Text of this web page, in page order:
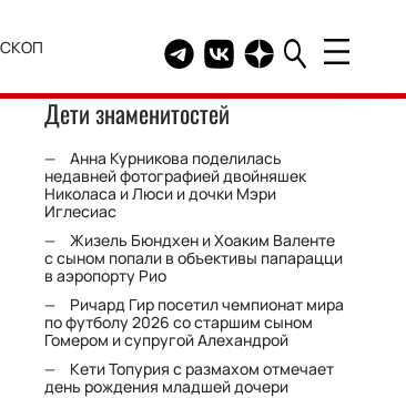
Telegram канал HELLO
Группа HELLO
Канал HELLO в
Дети знаменитостей
Анна Курникова поделилась
недавней фотографией двойняшек
Николаса и Люси и дочки Мэри
Иглесиас
Жизель Бюндхен и Хоаким Валенте
с сыном попали в объективы папарацци
в аэропорту Рио
Ричард Гир посетил чемпионат мира
по футболу 2026 со старшим сыном
Гомером и супругой Алехандрой
Кети Топурия с размахом отмечает
день рождения младшей дочери